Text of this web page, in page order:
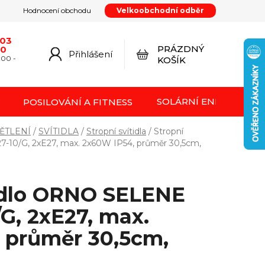
Hodnocení obchodu
Velkoobchodní odběr
smlouvy
-
Přihlášení
NÁKUPNÍ
PRÁZDNÝ
KOŠÍK
POSILOVÁNÍ A FITNESS SOLÁRNÍ ENERGIE FVE
/ SVÍTIDLA / Stropní svítidla / Stropní
10/G, 2xE27, max. 2x60W IP54, průměr 30,5cm,
ORNO SELENE
2xE27, max.
30,5cm,